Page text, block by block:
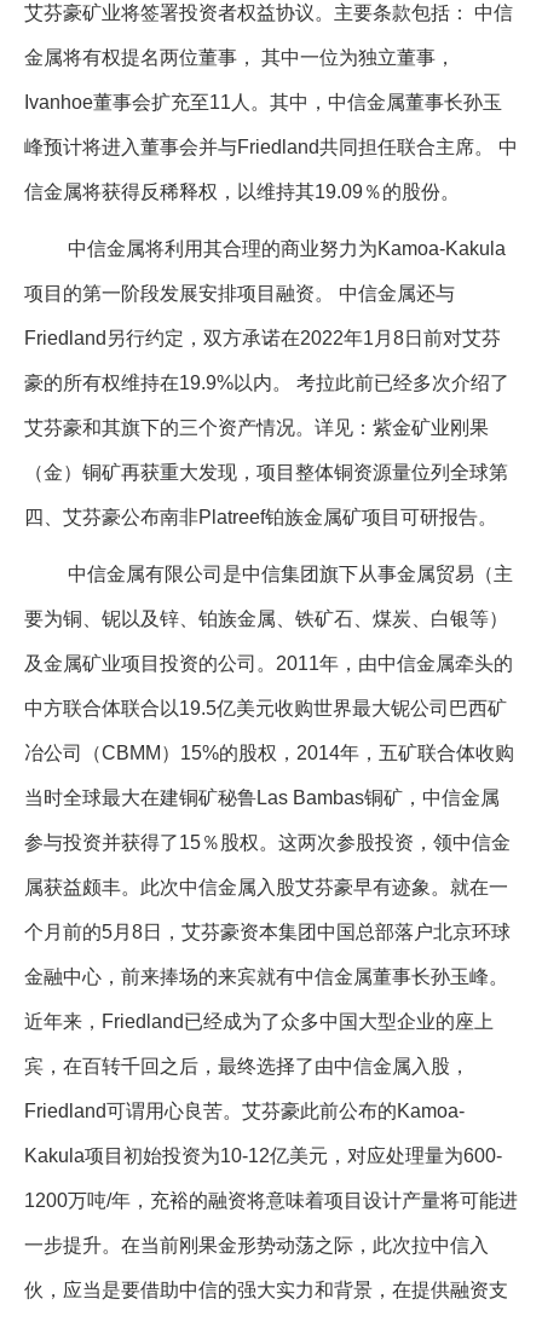
艾芬豪矿业将签署投资者权益协议。主要条款包括： 中信
金属将有权提名两位董事， 其中一位为独立董事，
Ivanhoe董事会扩充至11人。其中，中信金属董事长孙玉
峰预计将进入董事会并与Friedland共同担任联合主席。 中
信金属将获得反稀释权，以维持其19.09％的股份。
中信金属将利用其合理的商业努力为Kamoa-Kakula
项目的第一阶段发展安排项目融资。 中信金属还与
Friedland另行约定，双方承诺在2022年1月8日前对艾芬
豪的所有权维持在19.9%以内。 考拉此前已经多次介绍了
艾芬豪和其旗下的三个资产情况。详见：紫金矿业刚果
（金）铜矿再获重大发现，项目整体铜资源量位列全球第
四、艾芬豪公布南非Platreef铂族金属矿项目可研报告。
中信金属有限公司是中信集团旗下从事金属贸易（主
要为铜、铌以及锌、铂族金属、铁矿石、煤炭、白银等）
及金属矿业项目投资的公司。2011年，由中信金属牵头的
中方联合体联合以19.5亿美元收购世界最大铌公司巴西矿
冶公司（CBMM）15%的股权，2014年，五矿联合体收购
当时全球最大在建铜矿秘鲁Las Bambas铜矿，中信金属
参与投资并获得了15％股权。这两次参股投资，领中信金
属获益颇丰。此次中信金属入股艾芬豪早有迹象。就在一
个月前的5月8日，艾芬豪资本集团中国总部落户北京环球
金融中心，前来捧场的来宾就有中信金属董事长孙玉峰。
近年来，Friedland已经成为了众多中国大型企业的座上
宾，在百转千回之后，最终选择了由中信金属入股，
Friedland可谓用心良苦。艾芬豪此前公布的Kamoa-
Kakula项目初始投资为10-12亿美元，对应处理量为600-
1200万吨/年，充裕的融资将意味着项目设计产量将可能进
一步提升。在当前刚果金形势动荡之际，此次拉中信入
伙，应当是要借助中信的强大实力和背景，在提供融资支